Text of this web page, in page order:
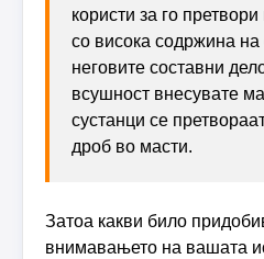
користи за го
со висока содржина на
неговите составни
всушност внесувате
сустанци се
дроб во масти.
Затоа какви било
внимавањето на вашата